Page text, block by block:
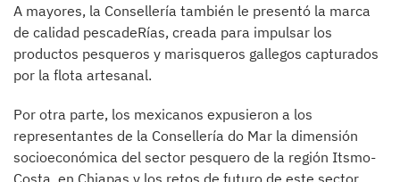
A mayores, la Consellería también le presentó la marca
de calidad pescadeRías, creada para impulsar los
productos pesqueros y marisqueros gallegos capturados
por la flota artesanal.
Por otra parte, los mexicanos expusieron a los
representantes de la Consellería do Mar la dimensión
socioeconómica del sector pesquero de la región Itsmo-
Costa, en Chiapas y los retos de futuro de este sector.